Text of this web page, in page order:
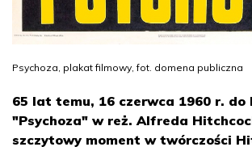
Psychoza, plakat filmowy, fot. domena publiczna
65 lat temu, 16 czerwca 1960 r. do
"Psychoza" w reż. Alfreda
szczytowy moment w twórczości